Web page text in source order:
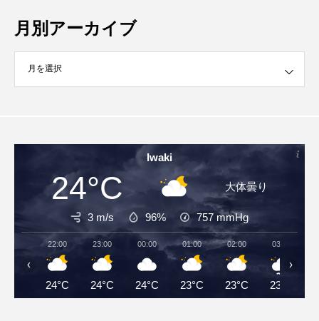
月別アーカイブ
ブ
Iwaki
24°C 大体曇り
3 m/s 96% 757 mmHg
22:00
24°C
23:00
24°C
00:00
24°C
01:00
23°C
02:00
23°C
03:00
23°C
‹ ›